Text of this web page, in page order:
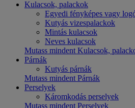
Kulacsok, palackok
Egyedi fényképes vagy
Kutyás vizespalackok
Mintás kulacsok
Neves kulacsok
Mutass mindent Kulacsok,
Párnák
Kutyás párnák
Mutass mindent Párnák
Perselyek
Káromkodás perselyek
Mutass mindent Perselyek